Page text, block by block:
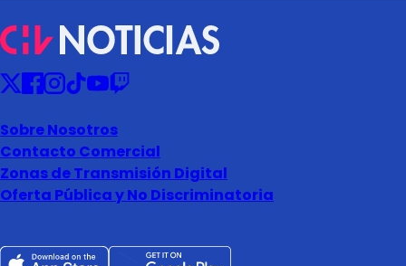
Sobre Nosotros
Contacto Comercial
Zonas de Transmisión Digital
Oferta Pública y No Discriminatoria